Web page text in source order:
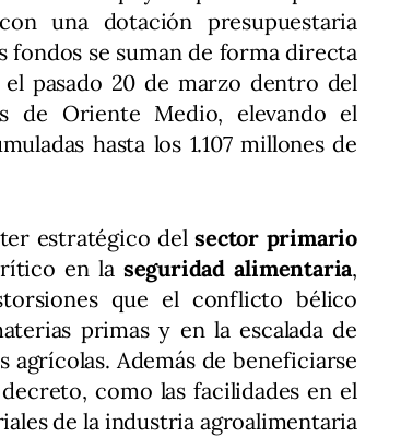
una dotación presupuestaria
fondos se suman de forma directa
el pasado 20 de marzo dentro del
de Oriente Medio, elevando el
hasta los 1.107 millones de
estratégico delsector primario
en laseguridad alimentaria,
que el conflicto bélico
primas y en la escalada de
Además de beneficiarse
como las facilidades en el
de la industria agroalimentaria